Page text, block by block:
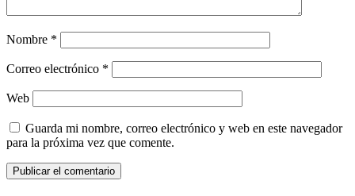
Nombre *
Correo electrónico *
Web
Guarda mi nombre, correo electrónico y web en este navegador
para la próxima vez que comente.